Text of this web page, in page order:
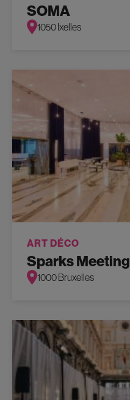
SOMA
1050 Ixelles
ART DÉCO
Sparks Meeting
1000 Bruxelles